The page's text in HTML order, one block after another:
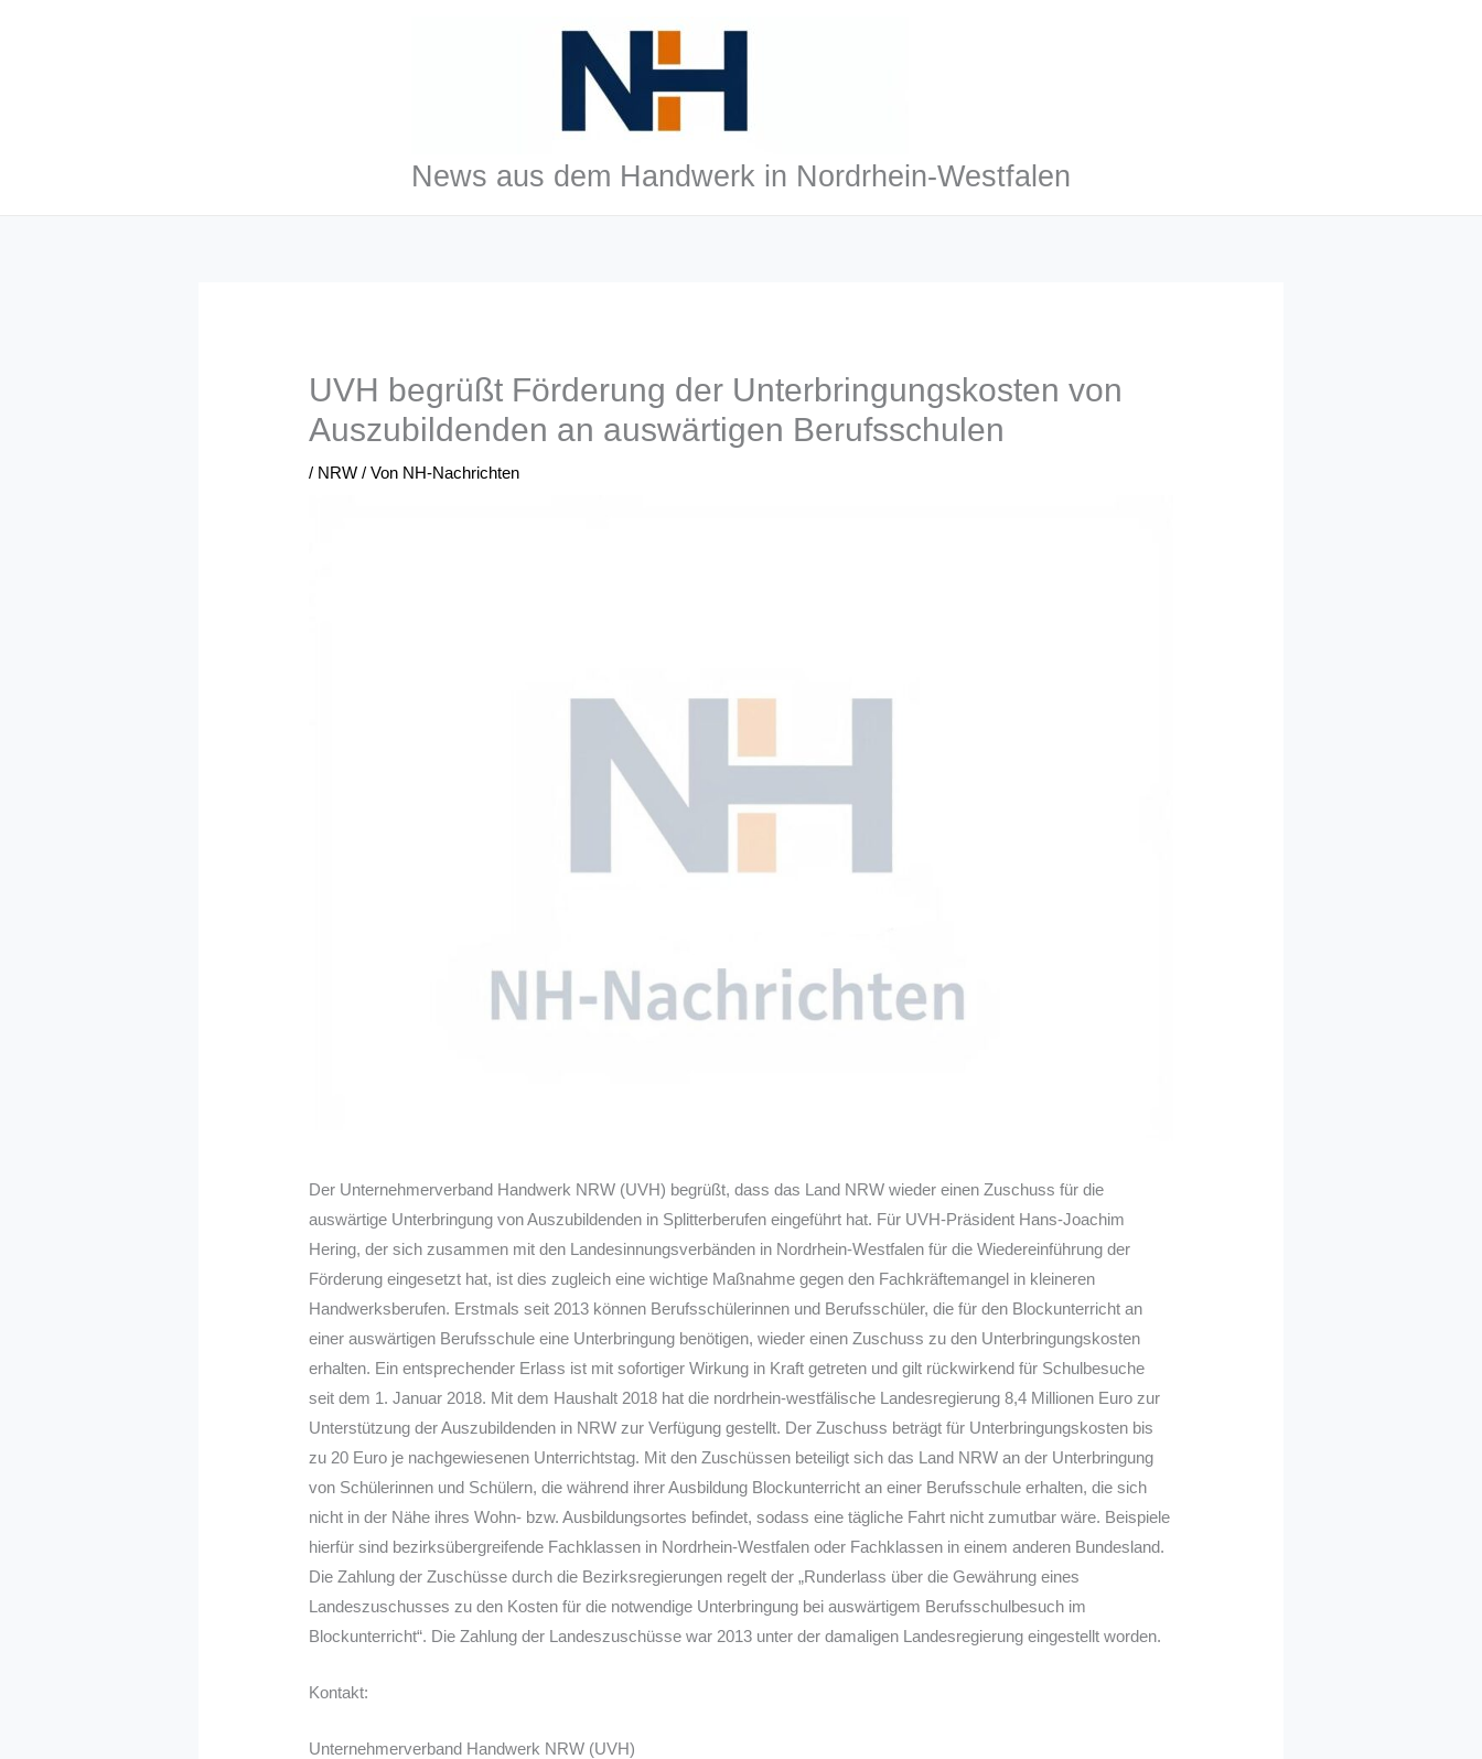
News aus dem Handwerk in Nordrhein-Westfalen
UVH begrüßt Förderung der Unterbringungskosten von
Auszubildenden an auswärtigen Berufsschulen
/ NRW / Von NH-Nachrichten
Der Unternehmerverband Handwerk NRW (UVH) begrüßt, dass das Land NRW wieder einen Zuschuss für die
auswärtige Unterbringung von Auszubildenden in Splitterberufen eingeführt hat. Für UVH-Präsident Hans-Joachim
Hering, der sich zusammen mit den Landesinnungsverbänden in Nordrhein-Westfalen für die Wiedereinführung der
Förderung eingesetzt hat, ist dies zugleich eine wichtige Maßnahme gegen den Fachkräftemangel in kleineren
Handwerksberufen. Erstmals seit 2013 können Berufsschülerinnen und Berufsschüler, die für den Blockunterricht an
einer auswärtigen Berufsschule eine Unterbringung benötigen, wieder einen Zuschuss zu den Unterbringungskosten
erhalten. Ein entsprechender Erlass ist mit sofortiger Wirkung in Kraft getreten und gilt rückwirkend für Schulbesuche
seit dem 1. Januar 2018. Mit dem Haushalt 2018 hat die nordrhein-westfälische Landesregierung 8,4 Millionen Euro zur
Unterstützung der Auszubildenden in NRW zur Verfügung gestellt. Der Zuschuss beträgt für Unterbringungskosten bis
zu 20 Euro je nachgewiesenen Unterrichtstag. Mit den Zuschüssen beteiligt sich das Land NRW an der Unterbringung
von Schülerinnen und Schülern, die während ihrer Ausbildung Blockunterricht an einer Berufsschule erhalten, die sich
nicht in der Nähe ihres Wohn- bzw. Ausbildungsortes befindet, sodass eine tägliche Fahrt nicht zumutbar wäre. Beispiele
hierfür sind bezirksübergreifende Fachklassen in Nordrhein-Westfalen oder Fachklassen in einem anderen Bundesland.
Die Zahlung der Zuschüsse durch die Bezirksregierungen regelt der „Runderlass über die Gewährung eines
Landeszuschusses zu den Kosten für die notwendige Unterbringung bei auswärtigem Berufsschulbesuch im
Blockunterricht“. Die Zahlung der Landeszuschüsse war 2013 unter der damaligen Landesregierung eingestellt worden.
Kontakt:
Unternehmerverband Handwerk NRW (UVH)